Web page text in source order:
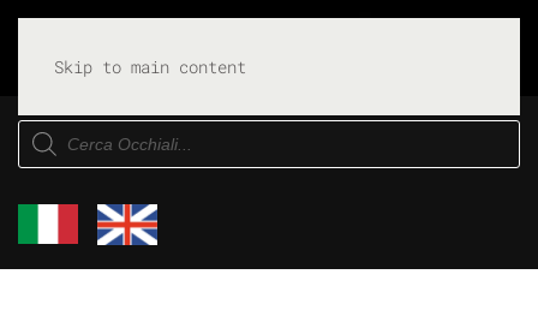
Skip to main content
Products
search